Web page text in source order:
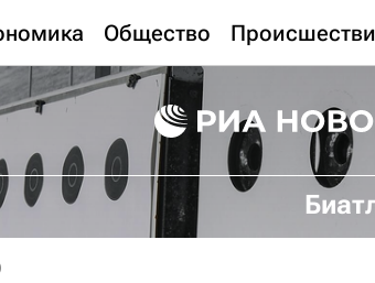
Общество